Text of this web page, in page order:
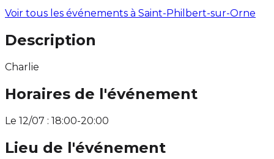
Voir tous les événements à Saint-Philbert-sur-Orne
Description
Charlie
Horaires de l'événement
Le 12/07 : 18:00-20:00
Lieu de l'événement